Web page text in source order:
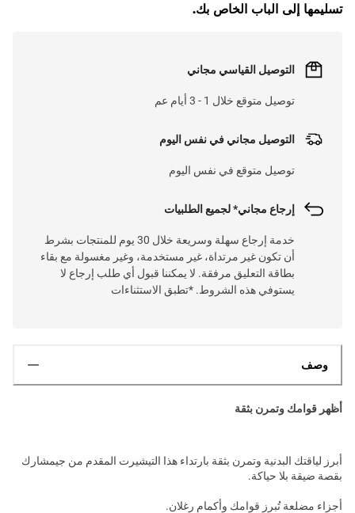
تسليمها إلى الباب الخاص بك.
التوصيل القياسي مجاني
توصيل متوقع خلال 1 - 3 أيام عم
التوصيل مجاني في نفس اليوم
توصيل متوقع في نفس اليوم
إرجاع مجاني* لجميع الطلبيات
خدمة إرجاع سهلة وسريعة خلال 30 يوم للمنتجات بشرط
أن تكون غير مرتداة، غير مستخدمة، وغير مغسولة مع بقاء
بطاقة التعليق مرفقة. لا يمكننا قبول أي طلب إرجاع لا
يستوفي هذه الشروط. *تطبق الاستثناءات
وصف
أظهر قوامك وتمرن بثقة
أبرز لياقتك البدنية وتمرن بثقة بارتداء هذا التيشيرت المقدم من جيمشارك
بقصة ضيقة بلا حياكة.
أجزاء مضلعة تُبرز قوامك وأكمام رغلان.